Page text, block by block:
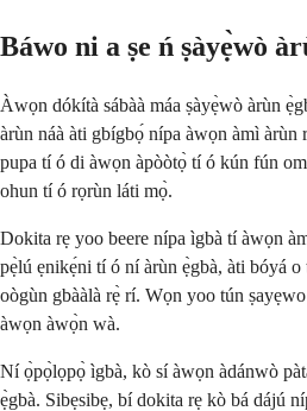
Báwo ni a ṣe ń ṣàyẹ̀wò
Àwọn dókítà sábàà máa ṣàyẹ̀wò àrùn
àrùn náà àti gbígbọ́ nípa àwọn àmì
pupa tí ó di àwọn àpòòtọ̀ tí ó kún fún
ohun tí ó rọrùn láti mọ̀.
Dokita rẹ yoo beere nípa ìgbà tí àwọn
pẹ̀lú ẹnikẹ́ni tí ó ní àrùn ẹ̀gbà, àti bóyá
oògùn gbààlà rẹ̀ rí. Wọn yoo tún
àwọn àwọ̀n wà.
Ní ọ̀pọ̀lọpọ̀ ìgbà, kò sí àwọn àdánwò
ẹ̀gbà. Sibẹsibẹ, bí dokita rẹ kò bá dájú